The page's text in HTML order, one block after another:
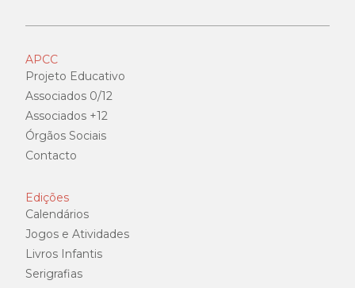
APCC
Projeto Educativo
Associados 0/12
Associados +12
Órgãos Sociais
Contacto
Edições
Calendários
Jogos e Atividades
Livros Infantis
Serigrafias